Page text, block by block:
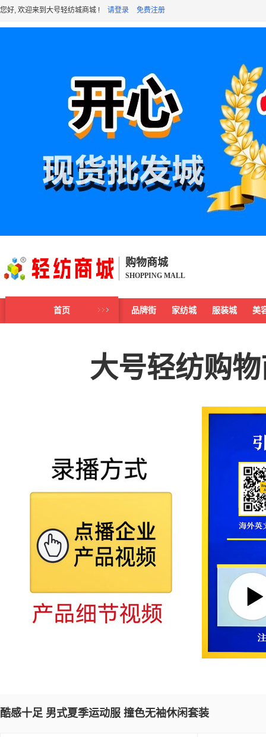
您好, 欢迎来到大号轻纺城商城 ! 请登录 免费注册
购物商城
SHOPPING MALL
首页 品牌街 家纺城 服装城 美
大号轻纺购
酷感十足 男式夏季运动服 撞色无袖休闲套装